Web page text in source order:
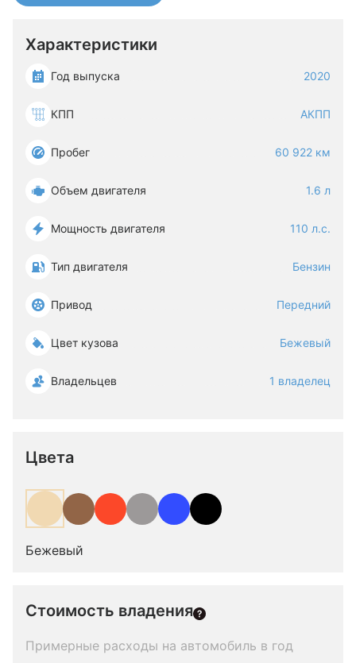
Характеристики
Год выпуска 2020
КПП АКПП
Пробег 60 922 км
Объем двигателя 1.6 л
Мощность двигателя 110 л.с.
Тип двигателя Бензин
Привод Передний
Цвет кузова Бежевый
Владельцев 1 владелец
Цвета
Бежевый
Стоимость владения
Примерные расходы на автомобиль в год